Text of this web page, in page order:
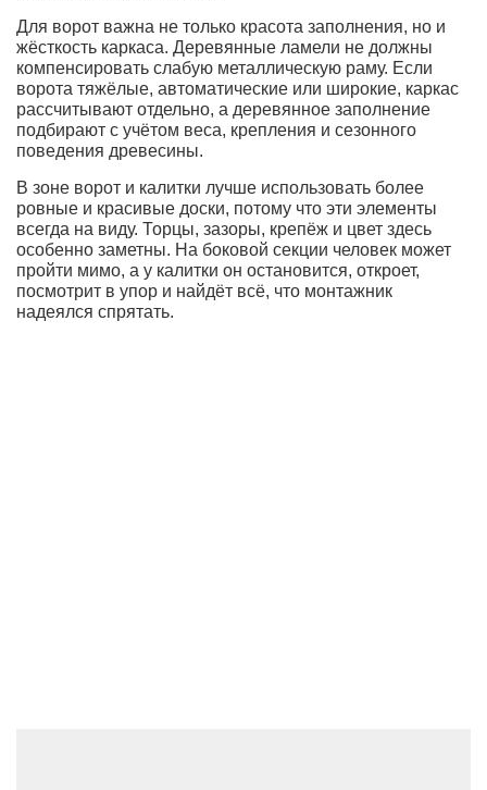
Для ворот важна не только красота заполнения, но и
жёсткость каркаса. Деревянные ламели не должны
компенсировать слабую металлическую раму. Если
ворота тяжёлые, автоматические или широкие, каркас
рассчитывают отдельно, а деревянное заполнение
подбирают с учётом веса, крепления и сезонного
поведения древесины.
В зоне ворот и калитки лучше использовать более
ровные и красивые доски, потому что эти элементы
всегда на виду. Торцы, зазоры, крепёж и цвет здесь
особенно заметны. На боковой секции человек может
пройти мимо, а у калитки он остановится, откроет,
посмотрит в упор и найдёт всё, что монтажник
надеялся спрятать.